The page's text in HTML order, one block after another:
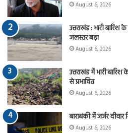
August 6, 2026
उत्तराखंड : भारी
जलस्तर बढ़ा
August 6, 2026
उत्तराखंड में भारी
से प्रभावित
August 6, 2026
बाराबंकी में जर्जर
August 6, 2026